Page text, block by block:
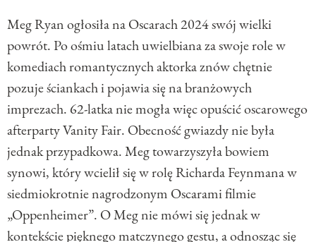
Meg Ryan ogłosiła na Oscarach 2024 swój wielki
powrót. Po ośmiu latach uwielbiana za swoje role w
komediach romantycznych aktorka znów chętnie
pozuje ściankach i pojawia się na branżowych
imprezach. 62-latka nie mogła więc opuścić oscarowego
afterparty Vanity Fair. Obecność gwiazdy nie była
jednak przypadkowa. Meg towarzyszyła bowiem
synowi, który wcielił się w rolę Richarda Feynmana w
siedmiokrotnie nagrodzonym Oscarami filmie
„Oppenheimer”. O Meg nie mówi się jednak w
kontekście pięknego matczynego gestu, a odnosząc się